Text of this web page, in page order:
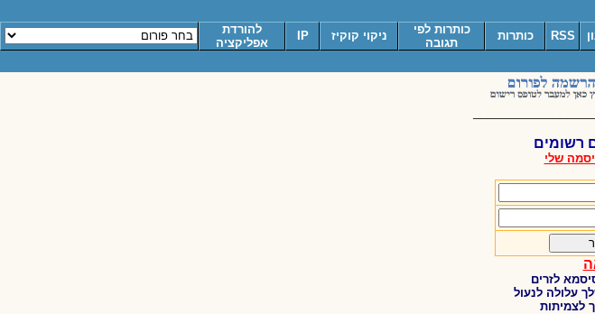
RSS כותרות
כותרות לפי
תגובה
ניקוי קוקיז IP
להורדת
אפליקציה
רשומים
שלי
לזרים
עלולה לנעול
לצמיתות